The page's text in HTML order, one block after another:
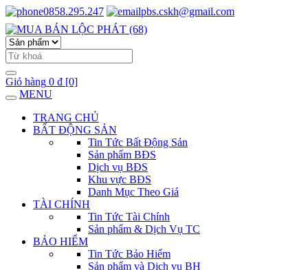
0858.295.247 pbs.cskh@gmail.com
Giỏ hàng 0 đ [0]
MENU
TRANG CHỦ
BẤT ĐỘNG SẢN
Tin Tức Bất Động Sản
Sản phẩm BĐS
Dịch vụ BĐS
Khu vực BĐS
Danh Mục Theo Giá
TÀI CHÍNH
Tin Tức Tài Chính
Sản phẩm & Dịch Vụ TC
BẢO HIỂM
Tin Tức Bảo Hiểm
Sản phẩm và Dịch vụ BH